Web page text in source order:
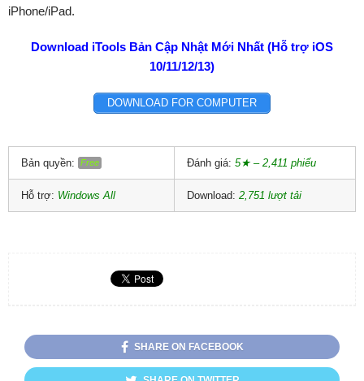
iPhone/iPad.
Download iTools Bản Cập Nhật Mới Nhất (Hỗ trợ iOS
10/11/12/13)
DOWNLOAD FOR COMPUTER
Bản quyền: Free Đánh giá: 5★ – 2,411 phiếu
Hỗ trợ: Windows All Download: 2,751 lượt tải
SHARE ON FACEBOOK